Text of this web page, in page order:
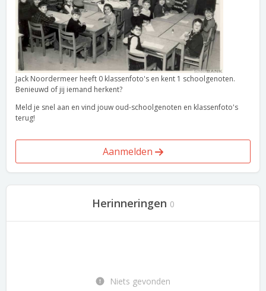
Jack Noordermeer heeft 0 klassenfoto's en kent 1 schoolgenoten.
Benieuwd of jij iemand herkent?
Meld je snel aan en vind jouw oud-schoolgenoten en klassenfoto's
terug!
Aanmelden
Herinneringen 0
Niets gevonden